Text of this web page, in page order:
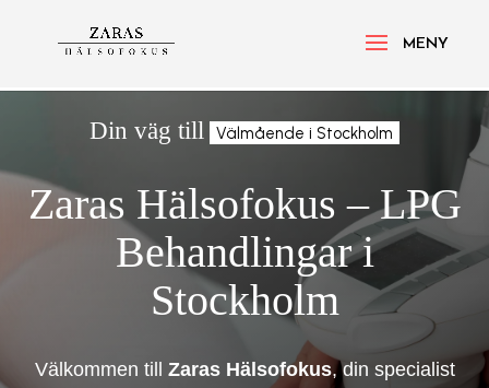
Din väg till Välmående i Stockholm
Zaras Hälsofokus – LPG
Behandlingar i
Stockholm
Välkommen till Zaras Hälsofokus, din specialist